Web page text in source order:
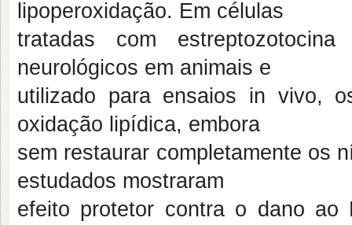
lipoperoxidação. Em células
tratadas com
neurológicos em animais e
utilizado para ensaios in vivo,
oxidação lipídica, embora
sem restaurar completamente os
estudados mostraram
efeito protetor contra o dano